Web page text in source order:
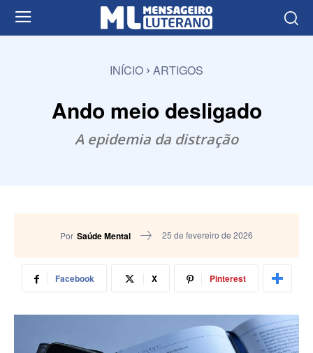
INÍCIO ARTIGOS
Ando meio desligado
A epidemia da distração
Por Saúde Mental 25 de fevereiro de 2026
Facebook X Pinterest